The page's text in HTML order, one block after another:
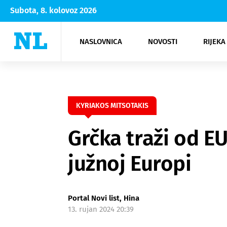
Subota, 8. kolovoz 2026
NASLOVNICA NOVOSTI
Rijeka Opatija
NK
Moda
Kultura
KYRIAKOS MITSOTAKIS
Grčka traži od
južnoj Europi
Portal Novi list, Hina
13. rujan 2024 20:39